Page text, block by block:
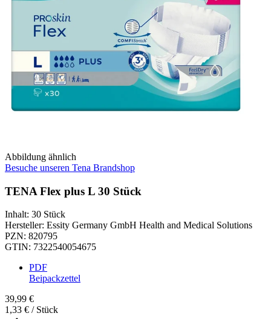
Abbildung ähnlich
Besuche unseren Tena Brandshop
TENA Flex plus L 30 Stück
Inhalt: 30 Stück
Hersteller: Essity Germany GmbH Health and Medical Solutions
PZN: 820795
GTIN: 7322540054675
PDF
Beipackzettel
39,99 €
1,33 € / Stück